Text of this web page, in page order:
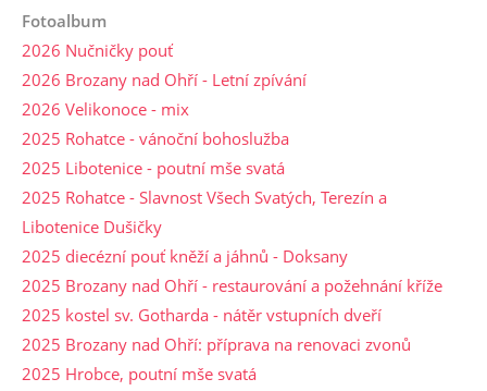
Fotoalbum
2026 Nučničky pouť
2026 Brozany nad Ohří - Letní zpívání
2026 Velikonoce - mix
2025 Rohatce - vánoční bohoslužba
2025 Libotenice - poutní mše svatá
2025 Rohatce - Slavnost Všech Svatých, Terezín a
Libotenice Dušičky
2025 diecézní pouť kněží a jáhnů - Doksany
2025 Brozany nad Ohří - restaurování a požehnání kříže
2025 kostel sv. Gotharda - nátěr vstupních dveří
2025 Brozany nad Ohří: příprava na renovaci zvonů
2025 Hrobce, poutní mše svatá